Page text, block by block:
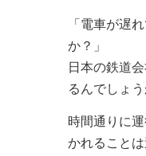
「電車が遅
か？」
日本の鉄道
るんでしょう
時間通りに
かれること